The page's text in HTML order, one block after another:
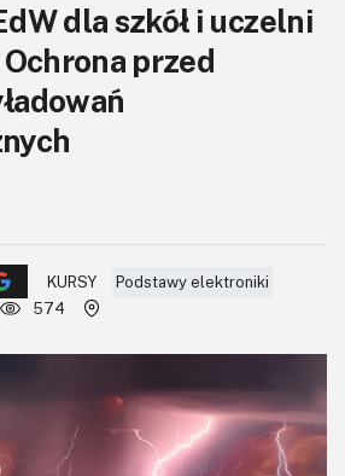
dla szkół i uczelni
przed
KURSY
Podstawy elektroniki
574